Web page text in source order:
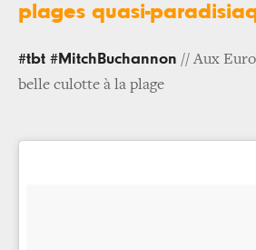
plages quasi-
#tbt #MitchBuchannon // Aux
belle culotte à la plage